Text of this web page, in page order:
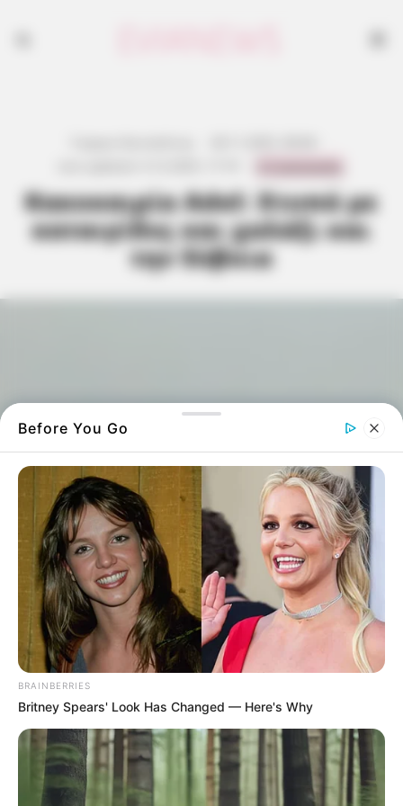
Κακοκαιρία Adel: Χτυπά με
καταιγίδες και χαλάζι και
την Εύβοια
Η Κακοκαιρία Adel σφυροκοπά την Εύβοια
ΗκακοκαιρίαAdel, που ήδη πλήττει μεγάλο
μέρος της χώρας με ισχυρούς ανέμους και
καταιγίδες, κάνει πλέον αισθητή την
παρουσία της και στη
Χαλκίδα
Before You Go
BRAINBERRIES
Britney Spears' Look Has Changed — Here's Why